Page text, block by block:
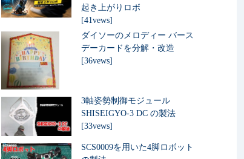
起き上がりロボ
[41vews]
ダイソーのメロディー バース
デーカードを分解・改造
[36vews]
3軸姿勢制御モジュール
SHISEIGYO-3 DC の製法
[33vews]
SCS0009を用いた4脚ロボット